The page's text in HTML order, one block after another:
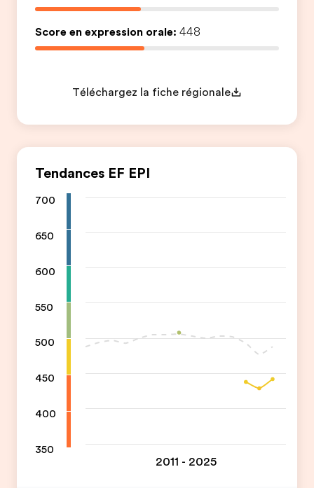
Score en expression orale: 448
Téléchargez la fiche régionale
Tendances EF EPI
700
650
600
550
500
450
400
350
2011 - 2025